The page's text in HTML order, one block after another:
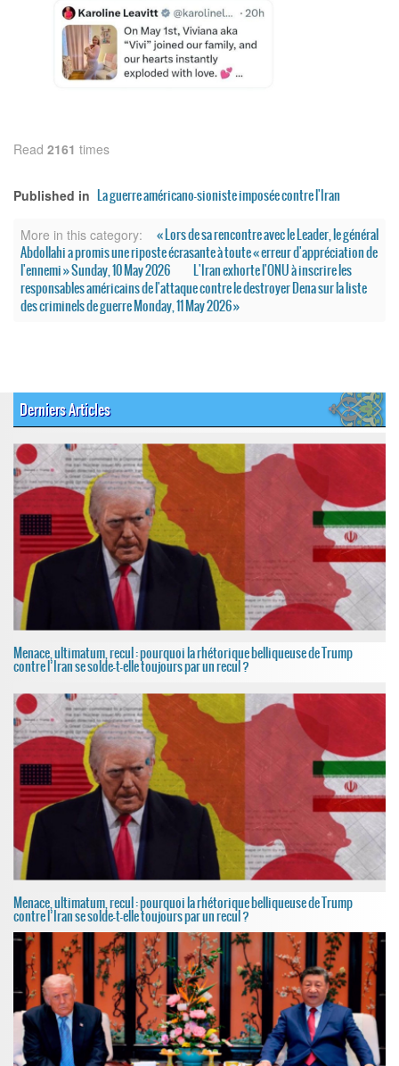
Read 2161 times
Published in La guerre américano-sioniste imposée contre l'Iran
More in this category:
« Lors de sa rencontre avec le Leader, le général
Abdollahi a promis une riposte écrasante à toute « erreur d'appréciation de
l'ennemi » Sunday, 10 May 2026
L'Iran exhorte l'ONU à inscrire les
responsables américains de l'attaque contre le destroyer Dena sur la liste
des criminels de guerre Monday, 11 May 2026 »
Derniers Articles
Menace, ultimatum, recul : pourquoi la rhétorique belliqueuse de Trump
contre l’Iran se solde-t-elle toujours par un recul ?
Menace, ultimatum, recul : pourquoi la rhétorique belliqueuse de Trump
contre l’Iran se solde-t-elle toujours par un recul ?